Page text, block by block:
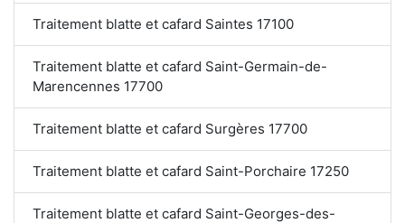
Traitement blatte et cafard Saintes 17100
Traitement blatte et cafard Saint-Germain-de-
Marencennes 17700
Traitement blatte et cafard Surgères 17700
Traitement blatte et cafard Saint-Porchaire 17250
Traitement blatte et cafard Saint-Georges-des-